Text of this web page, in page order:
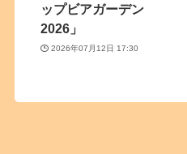
ップビアガーデン
2026」
2026年07月12日 17:30